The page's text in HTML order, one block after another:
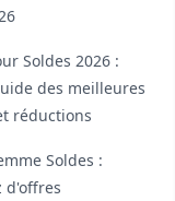
Soldes 2026 :
des meilleures
réductions
Soldes :
d'offres